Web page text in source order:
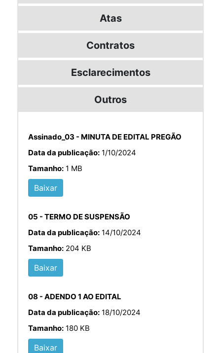
Atas
Contratos
Esclarecimentos
Outros
Assinado_03 - MINUTA DE EDITAL PREGÃO
Data da publicação: 1/10/2024
Tamanho: 1 MB
Baixar
05 - TERMO DE SUSPENSÃO
Data da publicação: 14/10/2024
Tamanho: 204 KB
Baixar
08 - ADENDO 1 AO EDITAL
Data da publicação: 18/10/2024
Tamanho: 180 KB
Baixar